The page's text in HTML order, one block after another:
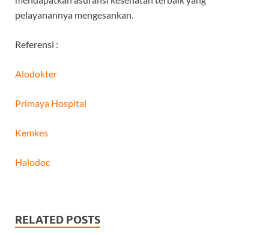
pelayanannya mengesankan.
Referensi :
Alodokter
Primaya Hospital
Kemkes
Halodoc
RELATED POSTS